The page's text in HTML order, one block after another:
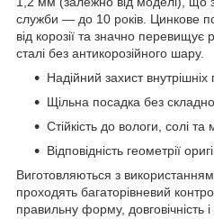
служби — до 10 років. Цинкове
від корозії та значно перевищує
сталі без антикорозійного шару.
Надійний захист
Щільна посадка без
Стійкість до вологи, солі та
Відповідність геометрії
Виготовляються з
проходять багаторівневий
правильну форму, довговічність і